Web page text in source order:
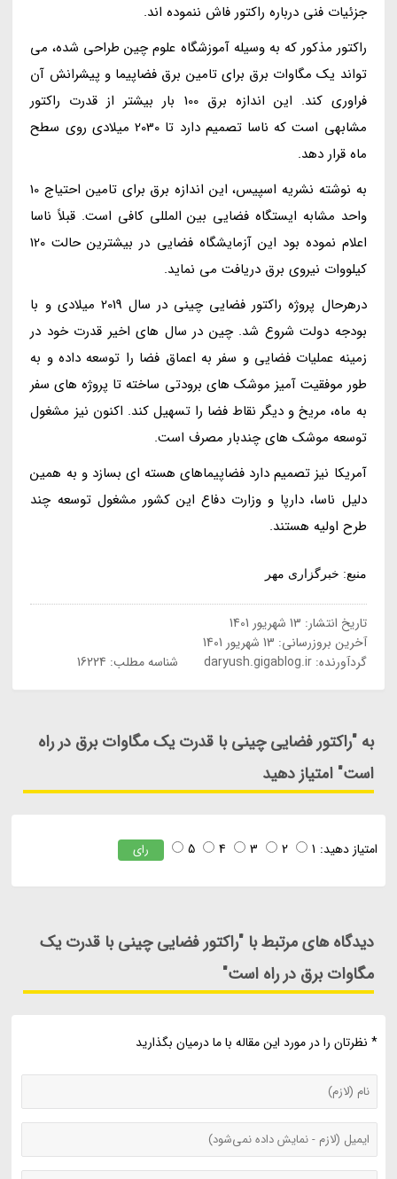
جزئیات فنی درباره راکتور فاش ننموده اند.
راکتور مذکور که به وسیله آموزشگاه علوم چین طراحی شده، می
تواند یک مگاوات برق برای تامین برق فضاپیما و پیشرانش آن
فراوری کند. این اندازه برق 100 بار بیشتر از قدرت راکتور
مشابهی است که ناسا تصمیم دارد تا 2030 میلادی روی سطح
ماه قرار دهد.
به نوشته نشریه اسپیس، این اندازه برق برای تامین احتیاج 10
واحد مشابه ایستگاه فضایی بین المللی کافی است. قبلاً ناسا
اعلام نموده بود این آزمایشگاه فضایی در بیشترین حالت 120
کیلووات نیروی برق دریافت می نماید.
درهرحال پروژه راکتور فضایی چینی در سال 2019 میلادی و با
بودجه دولت شروع شد. چین در سال های اخیر قدرت خود در
زمینه عملیات فضایی و سفر به اعماق فضا را توسعه داده و به
طور موفقیت آمیز موشک های برودتی ساخته تا پروژه های سفر
به ماه، مریخ و دیگر نقاط فضا را تسهیل کند. اکنون نیز مشغول
توسعه موشک های چندبار مصرف است.
آمریکا نیز تصمیم دارد فضاپیماهای هسته ای بسازد و به همین
دلیل ناسا، دارپا و وزارت دفاع این کشور مشغول توسعه چند
طرح اولیه هستند.
منبع: خبرگزاری مهر
تاریخ انتشار: 13 شهریور 1401
آخرین بروزرسانی: 13 شهریور 1401
گردآورنده:daryush.gigablog.ir شناسه مطلب: 16224
به "راکتور فضایی چینی با قدرت یک مگاوات برق در راه
است" امتیاز دهید
امتیاز دهید: 1
2
3
4
5 رای
دیدگاه های مرتبط با "راکتور فضایی چینی با قدرت یک
مگاوات برق در راه است"
* نظرتان را در مورد این مقاله با ما درمیان بگذارید